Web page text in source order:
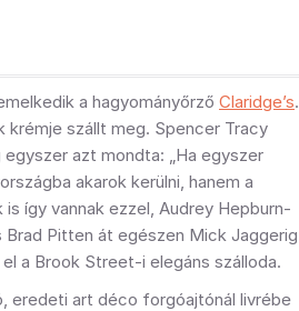
a hagyományőrző Claridge’s.
krémje szállt meg. Spencer Tracy
azt mondta: „Ha egyszer
akarok kerülni, hanem a
is így vannak ezzel, Audrey Hepburn-
Brad Pitten át egészen Mick Jaggerig
a Brook Street-i elegáns szálloda.
eredeti art déco forgóajtónál livrébe